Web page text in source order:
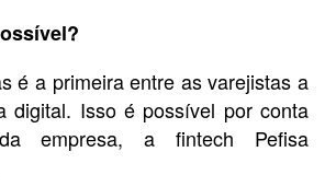
é a primeira entre as varejistas a
digital. Isso é possível por conta
empresa, a fintech Pefisa